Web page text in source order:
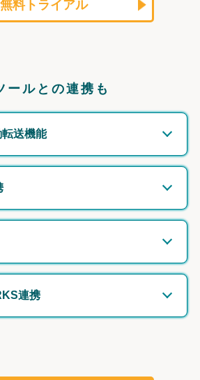
無料トライアル
ールとの連携も
送機能
連携